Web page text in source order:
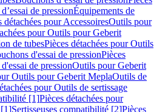
de pressionÉquipements de
détachées pour AccessoiresOutils pour
pour Outils pour Geberit
de tubesPièces détachées pour Outils
d'essai de pressionPièces
de pressionOutils pour Geberit
Outils pour Geberit MeplaOutils de
pour Outils de sertissage
[1]Pièces détachées pour
[1]Sertisseuses compatibilité [2]Pièces